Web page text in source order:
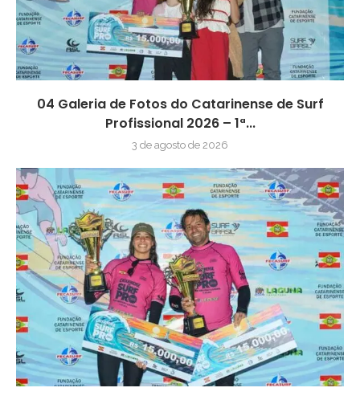
04 Galeria de Fotos do Catarinense de Surf
Profissional 2026 – 1ª...
3 de agosto de 2026